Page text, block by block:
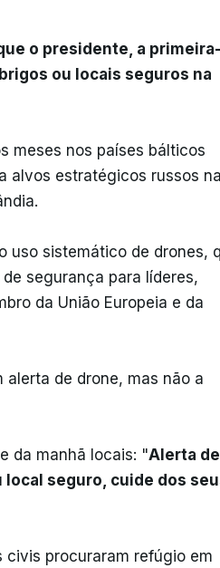
o presidente, a primeira-
ou locais seguros na
meses nos países bálticos
alvos estratégicos russos na
uso sistemático de drones,
segurança para líderes,
da União Europeia e da
alerta de drone, mas não a
da manhã locais: "Alerta de
seguro, cuide dos
civis procuraram refúgio em